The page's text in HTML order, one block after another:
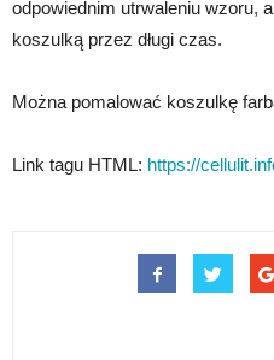
odpowiednim utrwaleniu wzoru,
koszulką przez długi czas.
Można pomalować koszulkę
Link tagu HTML: https://